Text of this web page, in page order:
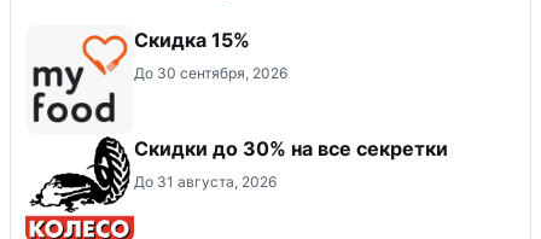
Скидка 15%
До 30 сентября, 2026
Скидки до 30% на все секретки
До 31 августа, 2026